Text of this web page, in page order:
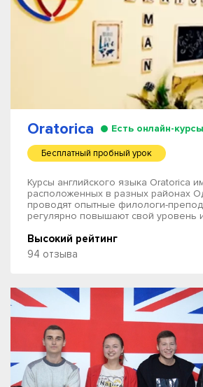
Oratorica Есть онлайн-курсы
Бесплатный пробный урок
Курсы английского языка Oratorica
расположенных в разных районах
проводят опытные филологи-
регулярно повышают свой уровень и
Высокий рейтинг
94 отзыва